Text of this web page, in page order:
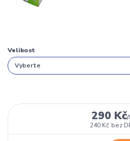
Velikost
290 Kč/
240 Kč bez